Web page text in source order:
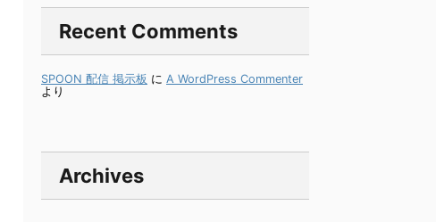
Recent Comments
SPOON 配信 掲示板 に A WordPress Commenter
より
Archives